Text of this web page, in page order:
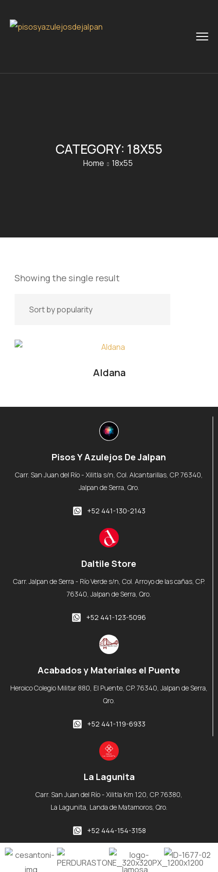
CATEGORY: 18X55
Home 18x55
Showing the single result
Aldana
Pisos Y Azulejos De Jalpan
Carr. San Juan del Río - Xilitla s/n, Col. Alcantarillas, CP. 76340,
Jalpan de Serra, Qro.
+52 441-130-2143
Daltile Store
Carr. Jalpan de Serra - Río Verde s/n, Col. Arroyo de las cañas, CP.
76340, Jalpan de Serra, Qro.
+52 441-123-5096
Acabados y Materiales el Puente
Heroico Colegio Militar 880, El Puente, CP. 76340, Jalpan de Serra,
Qro.
+52 441-119-6933
La Lagunita
Carr. San Juan del Río - Xilitla Km 120, CP. 76380,
La Lagunita, Landa de Matamoros, Qro.
+52 444-154-3158